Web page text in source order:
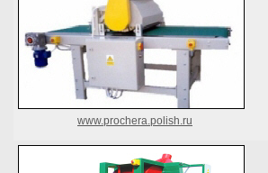
www.prochera.polish.ru